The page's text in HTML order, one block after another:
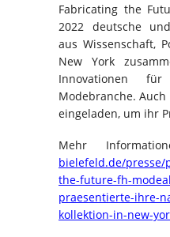
Fabricating the
2022 deutsche
aus Wissenschaft,
New York
Innovationen
Modebranche.
eingeladen, um ihr
Mehr
bielefeld.de/
the-future-fh-
praesentierte-ihre-
kollektion-in-new-